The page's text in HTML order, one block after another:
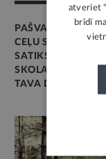
PAŠVALDĪBAS
CEĻU SATIKSME
SATIKSME
SKOLA
TAVA DROŠĪBA
atveriet
brīdī